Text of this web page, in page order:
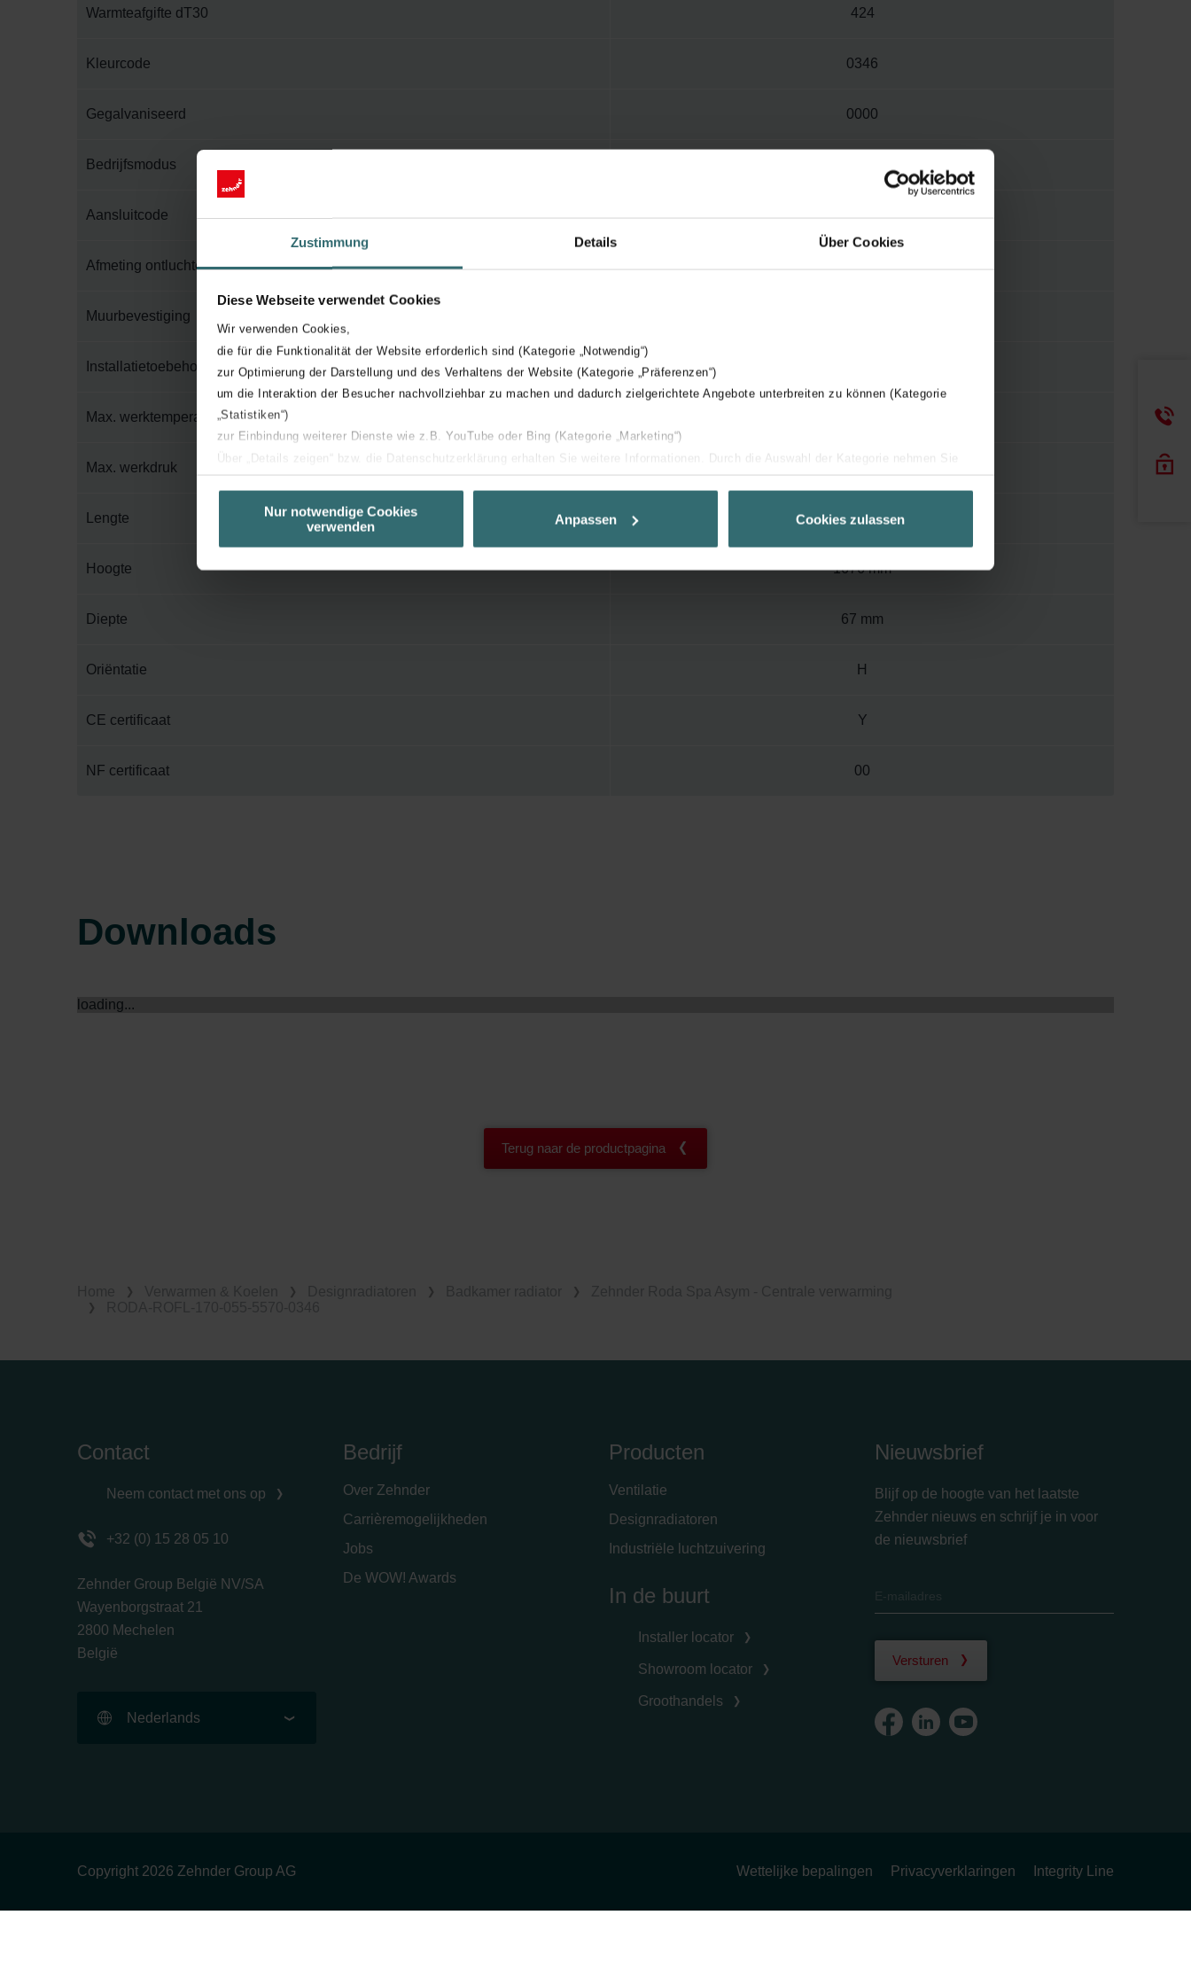
Zustimmung Details Über Cookies
Diese Webseite verwendet Cookies
Wir verwenden Cookies,
die für die Funktionalität der Website erforderlich sind (Kategorie „Notwendig“)
zur Optimierung der Darstellung und des Verhaltens der Website (Kategorie „Präferenzen“)
um die Interaktion der Besucher nachvollziehbar zu machen und dadurch zielgerichtete Angebote unterbreiten zu können (Kategorie
„Statistiken“)
zur Einbindung weiterer Dienste wie z.B. YouTube oder Bing (Kategorie „Marketing“)
Über „Details zeigen“ bzw. die Datenschutzerklärung erhalten Sie weitere Informationen. Durch die Auswahl der Kategorie nehmen Sie
unserer Website verwenden, um Ihnen die bestmögliche Nutzererfahrung zu ermöglichen und Ihnen maßgeschneiderte Informationen
basierend auf Ihren Interessen zur Verfügung zu stellen. Alle Einwilligungen können Sie selbstverständlich über einen Link in der
Datenschutzerklärung widerrufen.
Nur notwendige Cookies
verwenden
Anpassen Cookies zulassen
Warmteafgifte dT30 424
Kleurcode 0346
Gegalvaniseerd 0000
Bedrijfsmodus
Aansluitcode 5570
Afmeting ontluchter 1/8"
Muurbevestiging
Installatietoebehoren in verpakking
Max. werktemperatuur
Max. werkdruk
Lengte 550 mm
Hoogte 1676 mm
Diepte 67 mm
Oriëntatie H
CE certificaat Y
NF certificaat 00
Downloads
loading...
Terug naar de productpagina
Contact
Neem contact met ons op
+32 (0) 15 28 05 10
Zehnder Group België NV/SA
Wayenborgstraat 21
2800 Mechelen
België
Nederlands
Bedrijf
Over Zehnder
Carrièremogelijkheden
Jobs
De WOW! Awards
Producten
Ventilatie
Designradiatoren
Industriële luchtzuivering
In de buurt
Installer locator
Showroom locator
Groothandels
Nieuwsbrief
Blijf op de hoogte van het laatste
Zehnder nieuws en schrijf je in voor
de nieuwsbrief
Versturen
Copyright 2026 Zehnder Group AG Wettelijke bepalingen Privacyverklaringen Integrity Line